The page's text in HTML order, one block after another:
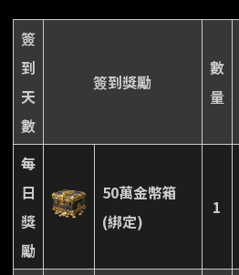
簽
到
天
數
簽到獎勵
數
量
每
日
獎
勵
50萬金幣箱
(綁定)
1